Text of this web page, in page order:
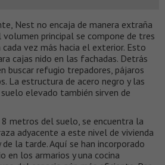
Nest no encaja de manera extraña
volumen principal se compone de tres
vez más hacia el exterior. Esto
cajas nido en las fachadas. Detrás
buscar refugio trepadores, pájaros
La estructura de acero negro y las
elevado también sirven de
8 metros del suelo, se encuentra la
adyacente a este nivel de vivienda
la tarde. Aquí se han incorporado
en los armarios y una cocina